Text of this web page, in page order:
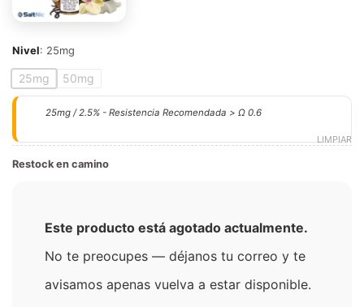
Nivel: 25mg
25mg 50mg
LIMPIAR
25mg / 2.5% - Resistencia Recomendada > Ω 0.6
Restock en camino
Este producto está agotado actualmente.
No te preocupes — déjanos tu correo y te
avisamos apenas vuelva a estar disponible.